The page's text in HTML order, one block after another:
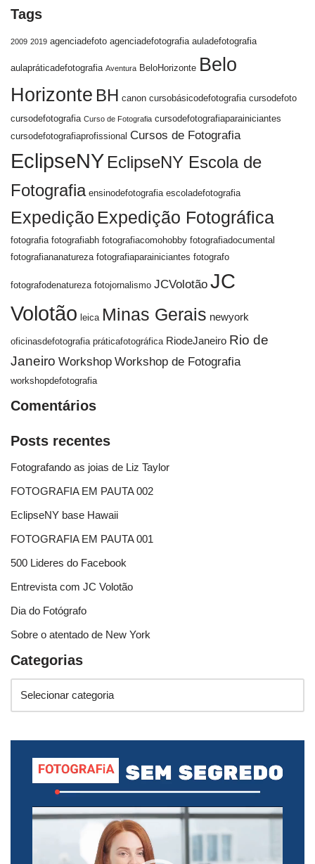
Tags
2009 2019 agenciadefoto agenciadefotografia auladefotografia
aulapráticadefotografia Aventura BeloHorizonte Belo
Horizonte BH canon cursobásicodefotografia cursodefoto
cursodefotografia Curso de Fotografia cursodefotografiaparainiciantes
cursodefotografiaprofissional Cursos de Fotografia
EclipseNY EclipseNY Escola de
Fotografia ensinodefotografia escoladefotografia
Expedição Expedição Fotográfica
fotografia fotografiabh fotografiacomohobby fotografiadocumental
fotografiananatureza fotografiaparainiciantes fotografo
fotografodenatureza fotojornalismo JCVolotão JC
Volotão leica Minas Gerais newyork
oficinasdefotografia práticafotográfica RiodeJaneiro Rio de
Janeiro Workshop Workshop de Fotografia
workshopdefotografia
Comentários
Posts recentes
Fotografando as joias de Liz Taylor
FOTOGRAFIA EM PAUTA 002
EclipseNY base Hawaii
FOTOGRAFIA EM PAUTA 001
500 Lideres do Facebook
Entrevista com JC Volotão
Dia do Fotógrafo
Sobre o atentado de New York
Categorias